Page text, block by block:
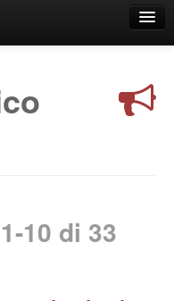
10 di 33